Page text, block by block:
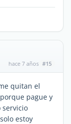
hace 7 años #15
quitan el
pague y
servicio
estoy